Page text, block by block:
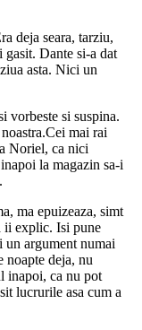
deja seara, tarziu,
gasit. Dante si-a dat
asta. Nici un
vorbeste si suspina.
mai rai
Noriel, ca nici
la magazin sa-i
ma epuizeaza, simt
ii explic. Isi pune
un argument numai
noapte deja, nu
inapoi, ca nu pot
lucrurile asa cum a